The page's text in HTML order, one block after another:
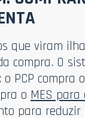
que viram
compra. O
PCP compra o
o MES para
para